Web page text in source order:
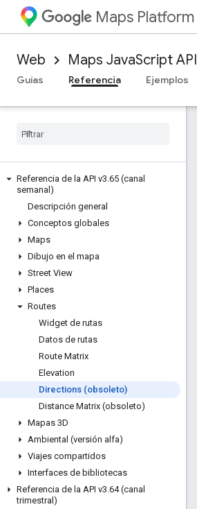
Maps Platform
Web Maps JavaScript API
Guías
Referencia Ejemplos
Referencia de la API v3.65 (canal
semanal)
Descripción general
Conceptos globales
Maps
Dibujo en el mapa
Street View
Places
Routes
Widget de rutas
Datos de rutas
Route Matrix
Elevation
Directions (obsoleto)
Distance Matrix (obsoleto)
Mapas 3D
Ambiental (versión alfa)
Viajes compartidos
Interfaces de bibliotecas
Referencia de la API v3.64 (canal
trimestral)